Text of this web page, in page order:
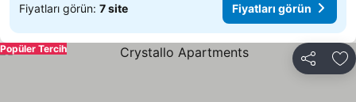
Fiyatları görün: 7 site Fiyatları görün
Paylaş
Popüler Tercih